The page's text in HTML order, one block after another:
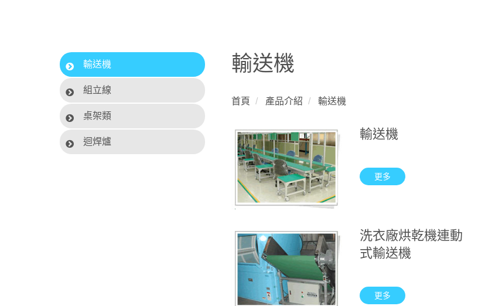
輸送機
組立線
桌架類
迴焊爐
輸送機
首頁 產品介紹 輸送機
輸送機
更多
洗衣廠烘乾機連動
式輸送機
更多